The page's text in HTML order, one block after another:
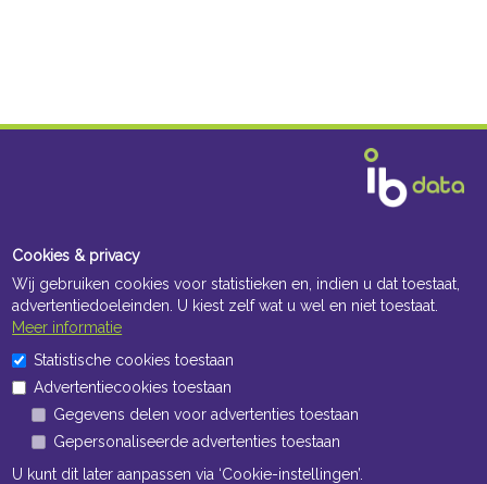
Openingstijden Kantoor
ma t/m vr 8:30 uur tot 17:00 uur
Openingstijden Magazijn
Cookies & privacy
Wij gebruiken cookies voor statistieken en, indien u dat toestaat,
advertentiedoeleinden. U kiest zelf wat u wel en niet toestaat.
Meer informatie
Statistische cookies toestaan
Advertentiecookies toestaan
Gegevens delen voor advertenties toestaan
Gepersonaliseerde advertenties toestaan
U kunt dit later aanpassen via ‘Cookie-instellingen’.